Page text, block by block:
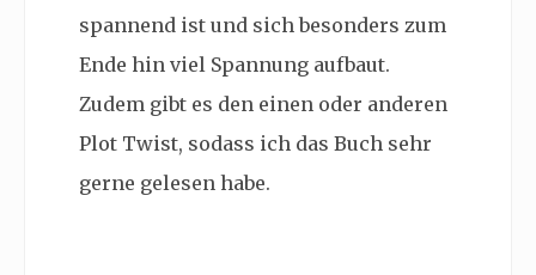
spannend ist und sich besonders zum
Ende hin viel Spannung aufbaut.
Zudem gibt es den einen oder anderen
Plot Twist, sodass ich das Buch sehr
gerne gelesen habe.